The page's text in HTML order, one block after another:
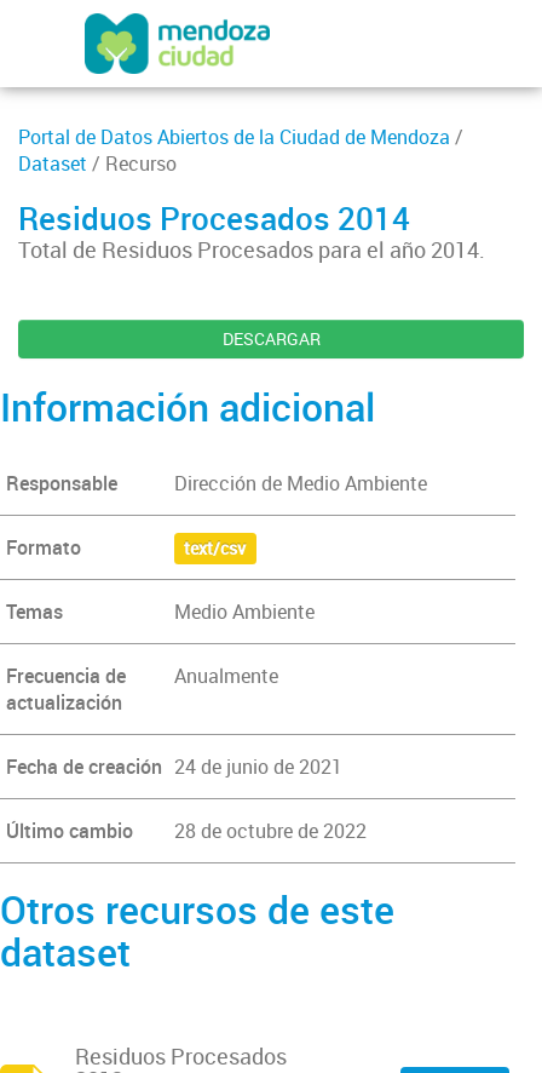
Portal de Datos Abiertos de la Ciudad de Mendoza /
Dataset / Recurso
Residuos Procesados 2014
Total de Residuos Procesados para el año 2014.
DESCARGAR
Información adicional
Responsable Dirección de Medio Ambiente
Formato text/csv
Temas Medio Ambiente
Frecuencia de
actualización
Anualmente
Fecha de creación 24 de junio de 2021
Último cambio 28 de octubre de 2022
Otros recursos de este
dataset
Residuos Procesados